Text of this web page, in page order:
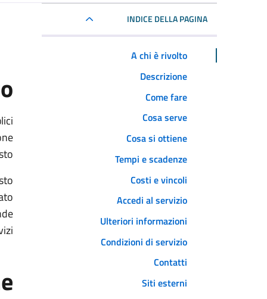
INDICE DELLA PAGINA
A chi è rivolto
Descrizione
Come fare
Cosa serve
Cosa si ottiene
Tempi e scadenze
Costi e vincoli
Accedi al servizio
Ulteriori informazioni
Condizioni di servizio
Contatti
Siti esterni